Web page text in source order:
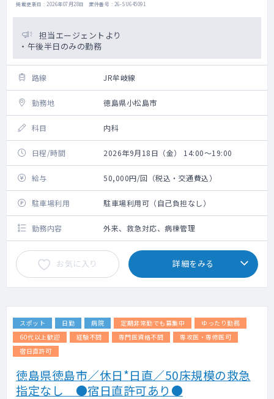
掲載更新日 : 2026年07月28日 案件番号 : 26-SU645091
担当エージェントより
・午後半日のみの勤務
路線 JR牟岐線
勤務地 徳島県小松島市
科目 内科
日程/時間 2026年9月18日（金） 14:00～19:00
給与 50,000円/回（税込・交通費込）
駐車場利用 駐車場利用可（自己負担なし）
勤務内容 外来、救急対応、病棟管理
お気に入り 詳細をみる
スポット 日勤 病院 定期非常勤でも募集中
ゆったり勤務
60代以上歓迎
経験不問 専門医資格不問
専攻医・専修医可
宿日直許可
徳島県徳島市／休日*日直／50床規模の救急
指定なし ●宿日直許可あり●